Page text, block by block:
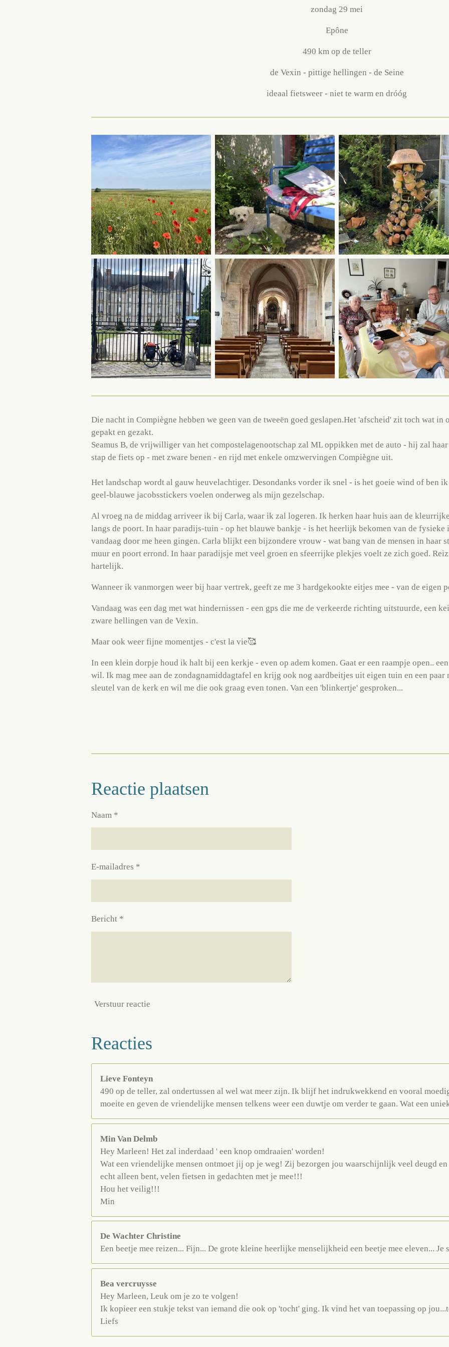
zondag 29 mei
Epône
490 km op de teller
de Vexin - pittige hellingen - de Seine
ideaal fietsweer - niet te warm en dróóg
Die nacht in Compiègne hebben we geen van de tweeën goed geslapen.Het 'afscheid' zit toch wat in
gepakt en gezakt.
Seamus B, de vrijwilliger van het compostelagenootschap zal ML oppikken met de auto - hij zal
stap de fiets op - met zware benen - en rijd met enkele omzwervingen Compiègne uit.
Het landschap wordt al gauw heuvelachtiger. Desondanks vorder ik snel - is het goeie wind of ben
geel-blauwe jacobsstickers voelen onderweg als mijn gezelschap.
Al vroeg na de middag arriveer ik bij Carla, waar ik zal logeren. Ik herken haar huis aan de
langs de poort. In haar paradijs-tuin - op het blauwe bankje - is het heerlijk bekomen van de fysieke
vandaag door me heen gingen. Carla blijkt een bijzondere vrouw - wat bang van de mensen in haar
muur en poort errond. In haar paradijsje met veel groen en sfeerrijke plekjes voelt ze zich goed.
hartelijk.
Wanneer ik vanmorgen weer bij haar vertrek, geeft ze me 3 hardgekookte eitjes mee - van de eigen
Vandaag was een dag met wat hindernissen - een gps die me de verkeerde richting uitstuurde, een
zware hellingen van de Vexin.
Maar ook weer fijne momentjes - c'est la vie🥰
In een klein dorpje houd ik halt bij een kerkje - even op adem komen. Gaat er een raampje open..
wil. Ik mag mee aan de zondagnamiddagtafel en krijg ook nog aardbeitjes uit eigen tuin en een paar
sleutel van de kerk en wil me die ook graag even tonen. Van een 'blinkertje' gesproken...
Reactie plaatsen
Naam *
E-mailadres *
Bericht *
Verstuur reactie
Reacties
Lieve Fonteyn
490 op de teller, zal ondertussen al wel wat meer zijn. Ik blijf het indrukwekkend en vooral
moeite en geven de vriendelijke mensen telkens weer een duwtje om verder te gaan. Wat een
Min Van Delmb
Hey Marleen! Het zal inderdaad ' een knop omdraaien' worden!
Wat een vriendelijke mensen ontmoet jij op je weg! Zij bezorgen jou waarschijnlijk veel deugd
echt alleen bent, velen fietsen in gedachten met je mee!!!
Hou het veilig!!!
Min
De Wachter Christine
Een beetje mee reizen... Fijn... De grote kleine heerlijke menselijkheid een beetje mee eleven... Je
Bea vercruysse
Hey Marleen, Leuk om je zo te volgen!
Ik kopieer een stukje tekst van iemand die ook op 'tocht' ging. Ik vind het van toepassing op
Liefs